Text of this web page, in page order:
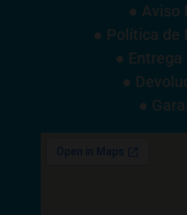
● Aviso
● Política de
● Entrega
●
●